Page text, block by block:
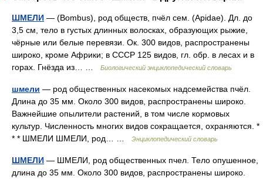
ШМЕЛИ — (Bombus), род обществ, пчёл сем. (Apidae). Дл. до
3,5 см, тело в густых длинных волосках, образующих рыжие,
чёрные или белые перевязи. Ок. 300 видов, распространены
широко, кроме Африки; в СССР 125 видов, гл. обр. в лесах и в
горах. Гнёзда из… …
Биологический энциклопедический словарь
шмели — род общественных насекомых надсемейства пчёл.
Длина до 35 мм. Около 300 видов, распространены широко.
Важнейшие опылители растений, в том числе кормовых
культур. Численность многих видов сокращается, охраняются. *
* * ШМЕЛИ ШМЕЛИ, род… …
Энциклопедический словарь
ШМЕЛИ — ШМЕЛИ, род общественных пчел. Тело опушенное,
длина до 35 мм. Около 300 видов, распространены широко.